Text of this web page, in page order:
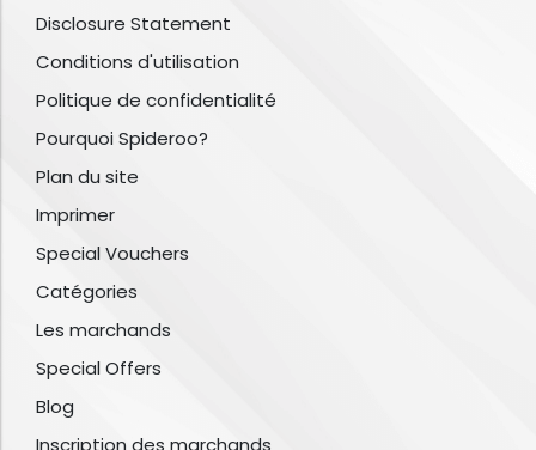
Disclosure Statement
Conditions d'utilisation
Politique de confidentialité
Pourquoi Spideroo?
Plan du site
Imprimer
Special Vouchers
Catégories
Les marchands
Special Offers
Blog
Inscription des marchands